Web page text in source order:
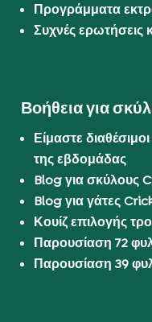
Προγράμματα
Συχνές
Βοήθεια για
Είμαστε
της εβδομάδας
Blog για σκύλους
Blog για γάτες
Κουίζ επιλογής
Παρουσίαση 72
Παρουσίαση 39